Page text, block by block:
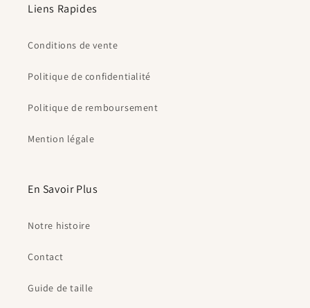
Liens Rapides
Conditions de vente
Politique de confidentialité
Politique de remboursement
Mention légale
En Savoir Plus
Notre histoire
Contact
Guide de taille